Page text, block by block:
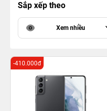
Sắp xếp theo
Xem nhiều
-410.000đ